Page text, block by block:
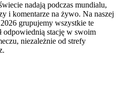
nadają podczas mundialu,
i komentarze na żywo. Na naszej
grupujemy wszystkie te
odpowiednią stację w swoim
niezależnie od strefy